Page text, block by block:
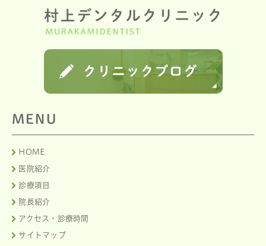
MENU
HOME
医院紹介
診療項目
院長紹介
アクセス・診療時間
サイトマップ